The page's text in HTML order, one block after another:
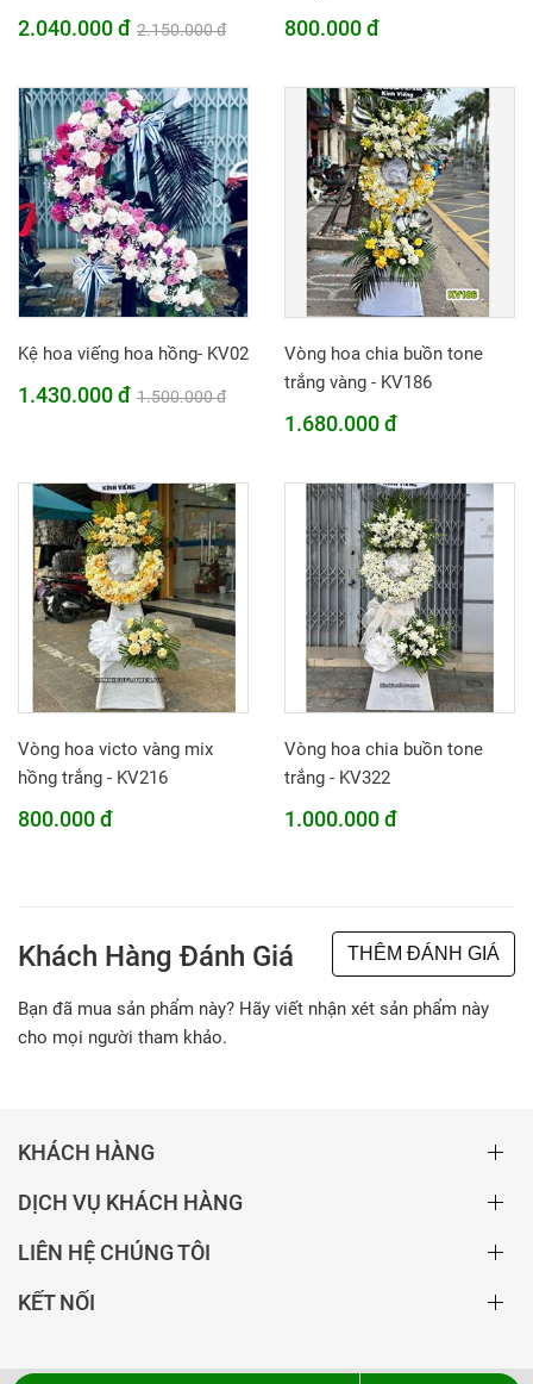
2.040.000 đ 2.150.000 đ 800.000 đ
Kệ hoa viếng hoa hồng- KV02
1.430.000 đ 1.500.000 đ
Vòng hoa chia buồn tone
trắng vàng - KV186
1.680.000 đ
Vòng hoa victo vàng mix
hồng trắng - KV216
800.000 đ
Vòng hoa chia buồn tone
trắng - KV322
1.000.000 đ
Khách Hàng Đánh Giá THÊM ĐÁNH GIÁ
Bạn đã mua sản phẩm này? Hãy viết nhận xét sản phẩm này
cho mọi người tham khảo.
KHÁCH HÀNG
DỊCH VỤ KHÁCH HÀNG
LIÊN HỆ CHÚNG TÔI
KẾT NỐI